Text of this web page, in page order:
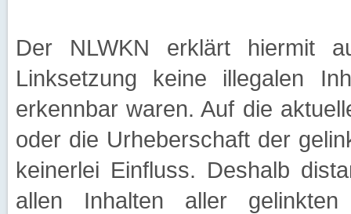
Der NLWKN erklärt hiermit
Linksetzung keine illegalen
erkennbar waren. Auf die
oder die Urheberschaft der
keinerlei Einfluss. Deshalb
allen Inhalten aller